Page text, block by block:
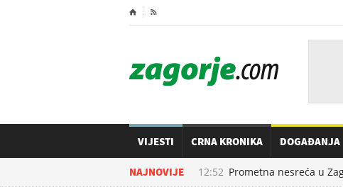
⌂ 
VIJESTI CRNA KRONIKA DOGAĐANJA
NAJNOVIJE
09.08.2026. u 12:52 Prometna nesreća u